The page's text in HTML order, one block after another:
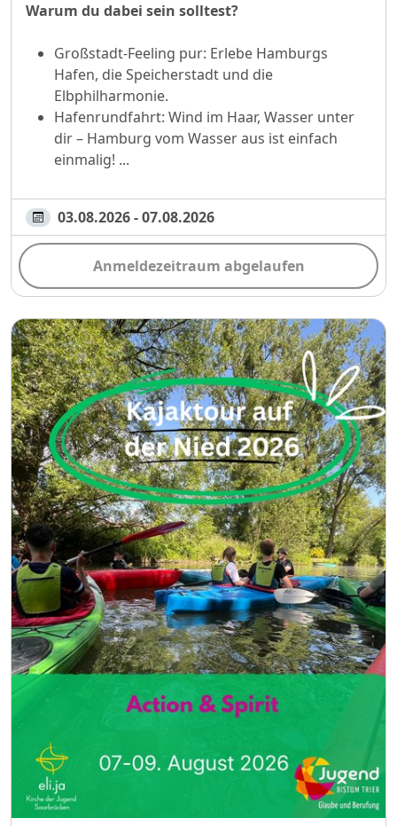
Warum du dabei sein solltest?
Großstadt-Feeling pur: Erlebe Hamburgs
Hafen, die Speicherstadt und die
Elbphilharmonie.
Hafenrundfahrt: Wind im Haar, Wasser unter
dir – Hamburg vom Wasser aus ist einfach
einmalig! ...
03.08.2026 - 07.08.2026
Anmeldezeitraum abgelaufen